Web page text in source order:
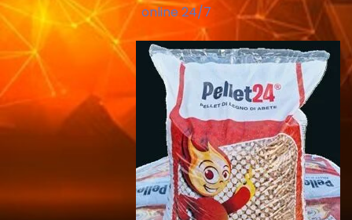
online 24/7